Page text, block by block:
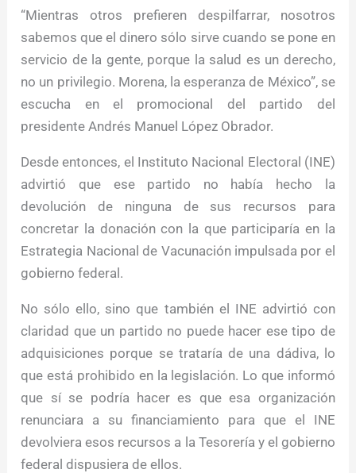
“Mientras otros prefieren despilfarrar, nosotros
sabemos que el dinero sólo sirve cuando se pone en
servicio de la gente, porque la salud es un derecho,
no un privilegio. Morena, la esperanza de México”, se
escucha en el promocional del partido del
presidente Andrés Manuel López Obrador.
Desde entonces, el Instituto Nacional Electoral (INE)
advirtió que ese partido no había hecho la
devolución de ninguna de sus recursos para
concretar la donación con la que participaría en la
Estrategia Nacional de Vacunación impulsada por el
gobierno federal.
No sólo ello, sino que también el INE advirtió con
claridad que un partido no puede hacer ese tipo de
adquisiciones porque se trataría de una dádiva, lo
que está prohibido en la legislación. Lo que informó
que sí se podría hacer es que esa organización
renunciara a su financiamiento para que el INE
devolviera esos recursos a la Tesorería y el gobierno
federal dispusiera de ellos.